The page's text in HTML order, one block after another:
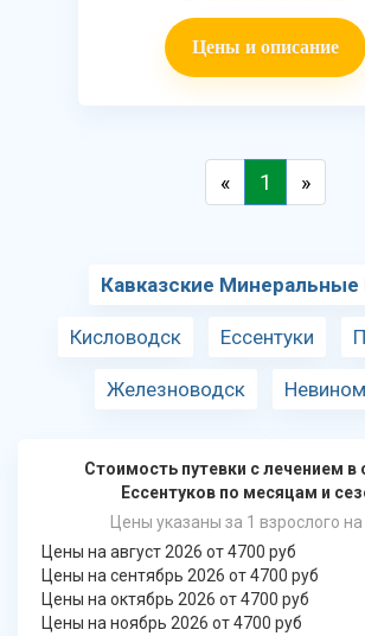
Цены и описание
« 1 »
Кавказские
Кисловодск Ессентуки
Железноводск
Стоимость путевки с лечением в
Ессентуков по месяцам и
Цены указаны за 1 взрослого на
Цены на август 2026 от 4700 руб
Цены на сентябрь 2026 от 4700 руб
Цены на октябрь 2026 от 4700 руб
Цены на ноябрь 2026 от 4700 руб